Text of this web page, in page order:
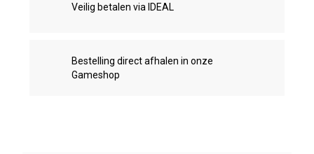
Veilig betalen via IDEAL
Bestelling direct afhalen in onze
Gameshop